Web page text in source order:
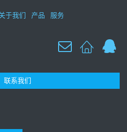
于我们 产品 服务
联系我们